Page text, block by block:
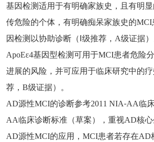
基因检测适用于有明确家族史，且有明
传危险的个体，有明确痴呆家族史的
因检测以协助诊断（Ⅰ级推荐，A级证据）
ApoEε4基因型检测可用于MCI患者危险
进展的风险，并可应用于临床研究中的
荐，B级证据）。
AD源性MCI的诊断参考2011 NIA⁃AA临
AA临床诊断标准（草案），重视AD核
AD源性MCI的应用，MCI患者若存在AD